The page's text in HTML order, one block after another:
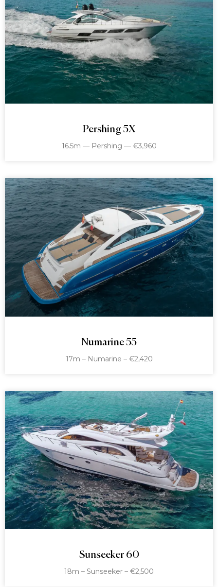
Pershing 5X
16.5m — Pershing — €3,960
Numarine 55
17m – Numarine – €2,420
Sunseeker 60
18m – Sunseeker – €2,500